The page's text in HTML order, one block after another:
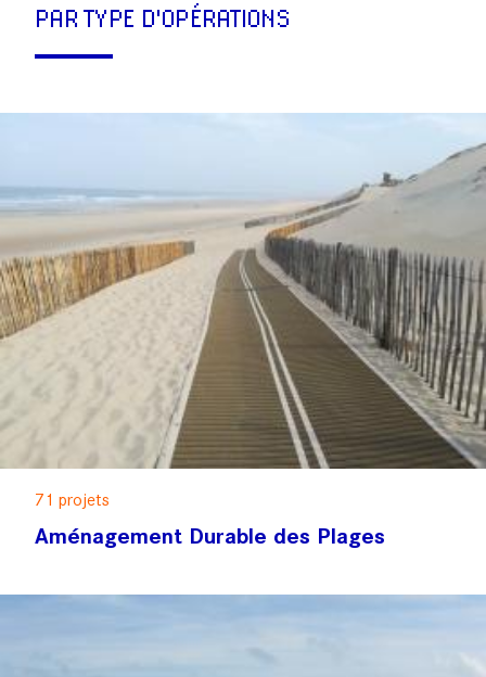
PAR TYPE D'OPÉRATIONS
71 projets
Aménagement Durable des Plages